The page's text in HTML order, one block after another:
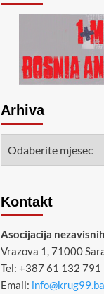
Arhiva
Kontakt
Asocijacija
Vrazova 1, 71000
Tel: +387 61 132 791
Email: info@krug99.ba